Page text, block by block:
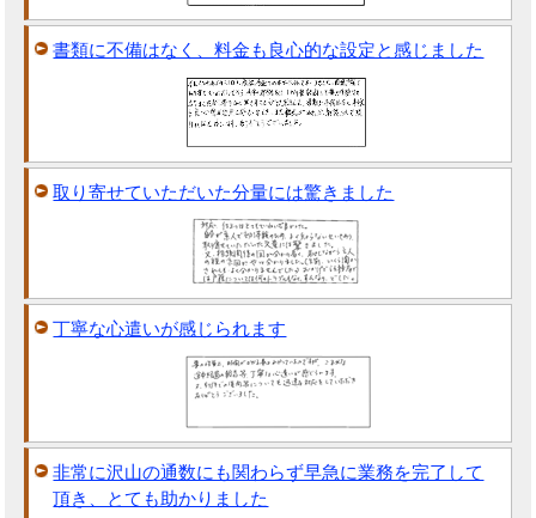
書類に不備はなく、料金も良心的な設定と感じました
取り寄せていただいた分量には驚きました
丁寧な心遣いが感じられます
非常に沢山の通数にも関わらず早急に業務を完了して
頂き、とても助かりました